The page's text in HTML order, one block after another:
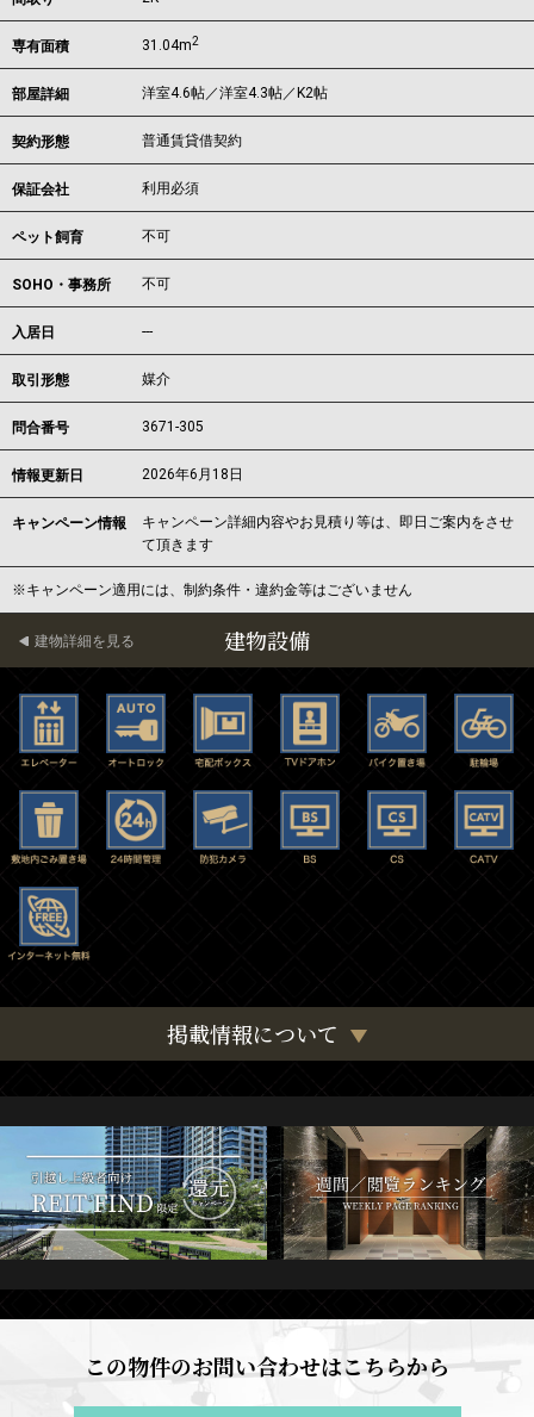
専有面積 31.04m2
部屋詳細 洋室4.6帖／洋室4.3帖／K2帖
契約形態 普通賃貸借契約
保証会社 利用必須
ペット飼育 不可
SOHO・事務所 不可
入居日 ---
取引形態 媒介
問合番号 3671-305
情報更新日 2026年6月18日
キャンペーン情報
キャンペーン詳細内容やお見積り等は、即日ご案内をさせ
て頂きます
※キャンペーン適用には、制約条件・違約金等はございません
建物設備
建物詳細を見る
掲載情報について
この物件のお問い合わせはこちらから